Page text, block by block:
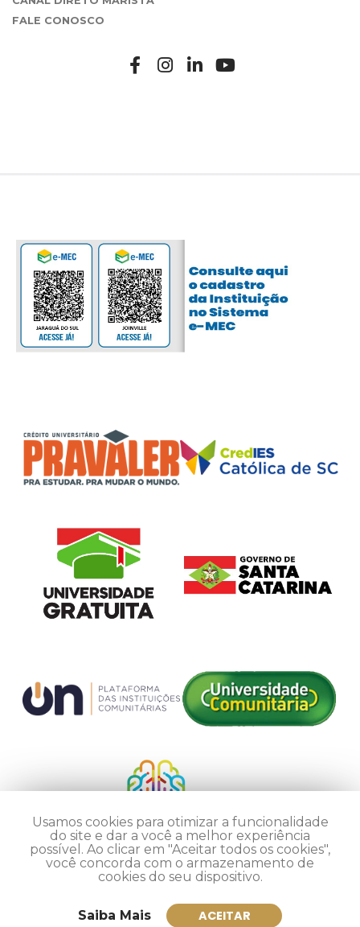
FALE CONOSCO
Usamos cookies para otimizar a funcionalidade
do site e dar a você a melhor experiência
possível. Ao clicar em "Aceitar todos os cookies",
você concorda com o armazenamento de
cookies do seu dispositivo.
Saiba Mais ACEITAR